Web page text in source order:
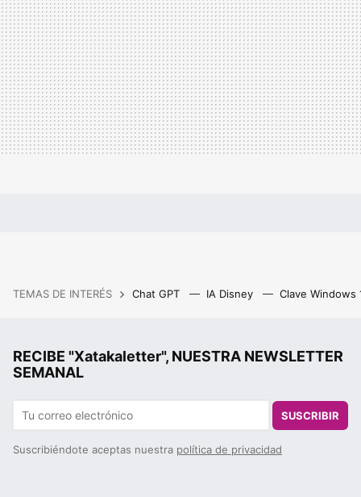
TEMAS DE INTERÉS Chat GPT IA Disney Clave Windows
RECIBE "Xatakaletter", NUESTRA NEWSLETTER
SEMANAL
SUSCRIBIR
Suscribiéndote aceptas nuestra política de privacidad